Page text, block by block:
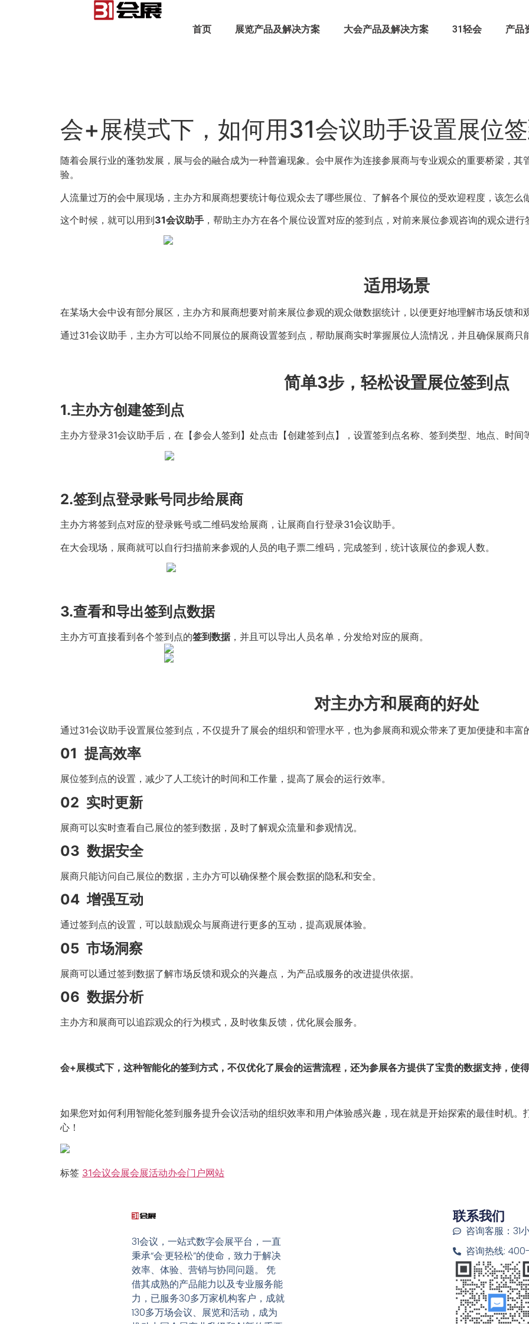
首页 展览产品及解决方案 大会产品及解决方案 31轻会 产品
会+展模式下，如何用31会议助手设置展位
随着会展行业的蓬勃发展，展与会的融合成为一种普遍现象。会中展作为连接参展商与专业观众的重要桥梁，
验。
人流量过万的会中展现场，主办方和展商想要统计每位观众去了哪些展位、了解各个展位的受欢迎程度，该怎么
这个时候，就可以用到31会议助手 ，帮助主办方在各个展位设置对应的签到点，对前来展位参观咨询的观众进行
适用场景
在某场大会中设有部分展区，主办方和展商想要对前来展位参观的观众做数据统计，以便更好地理解市场反馈和
通过31会议助手，主办方可以给不同展位的展商设置签到点，帮助展商实时掌握展位人流情况，并且确保展商只
简单3步，轻松设置展位签到点
1.主办方创建签到点
主办方登录31会议助手后，在【参会人签到】处点击【创建签到点】，设置签到点名称、签到类型、地点、时间
2.签到点登录账号同步给展商
主办方将签到点对应的登录账号或二维码发给展商，让展商自行登录31会议助手。
在大会现场，展商就可以自行扫描前来参观的人员的电子票二维码，完成签到，统计该展位的参观人数。
3.查看和导出签到点数据
主办方可直接看到各个签到点的签到数据，并且可以导出人员名单，分发给对应的展商。
对主办方和展商的好处
通过31会议助手设置展位签到点，不仅提升了展会的组织和管理水平，也为参展商和观众带来了更加便捷和丰富
01 提高效率
展位签到点的设置，减少了人工统计的时间和工作量，提高了展会的运行效率。
02 实时更新
展商可以实时查看自己展位的签到数据，及时了解观众流量和参观情况。
03 数据安全
展商只能访问自己展位的数据，主办方可以确保整个展会数据的隐私和安全。
04增强互动
通过签到点的设置，可以鼓励观众与展商进行更多的互动，提高观展体验。
05 市场洞察
展商可以通过签到数据了解市场反馈和观众的兴趣点，为产品或服务的改进提供依据。
06 数据分析
主办方和展商可以追踪观众的行为模式，及时收集反馈，优化展会服务。
会+展模式下，这种智能化的签到方式，不仅优化了展会的运营流程，还为参展各方提供了宝贵的数据支持，使
如果您对如何利用智能化签到服务提升会议活动的组织效率和用户体验感兴趣，现在就是开始探索的最佳时机
心！
标签 31会议会展会展活动办会门户网站
31会议，一站式数字会展平台，一直
秉承“会·更轻松”的使命，致力于解决
效率、体验、营销与协同问题。 凭
借其成熟的产品能力以及专业服务能
力，已服务30多万家机构客户，成就
130多万场会议、展览和活动，成为
联系我们
咨询客服：31
咨询热线: